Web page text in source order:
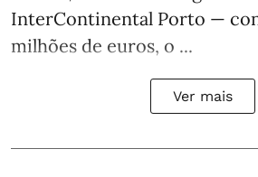
InterContinental Porto —
milhões de euros, o ...
Ver mais